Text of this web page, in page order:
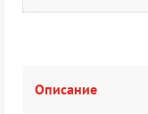
Описание